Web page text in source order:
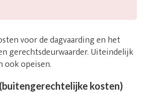
voor de dagvaarding en het
gerechtsdeurwaarder. Uiteindelijk
ook opeisen.
kosten)